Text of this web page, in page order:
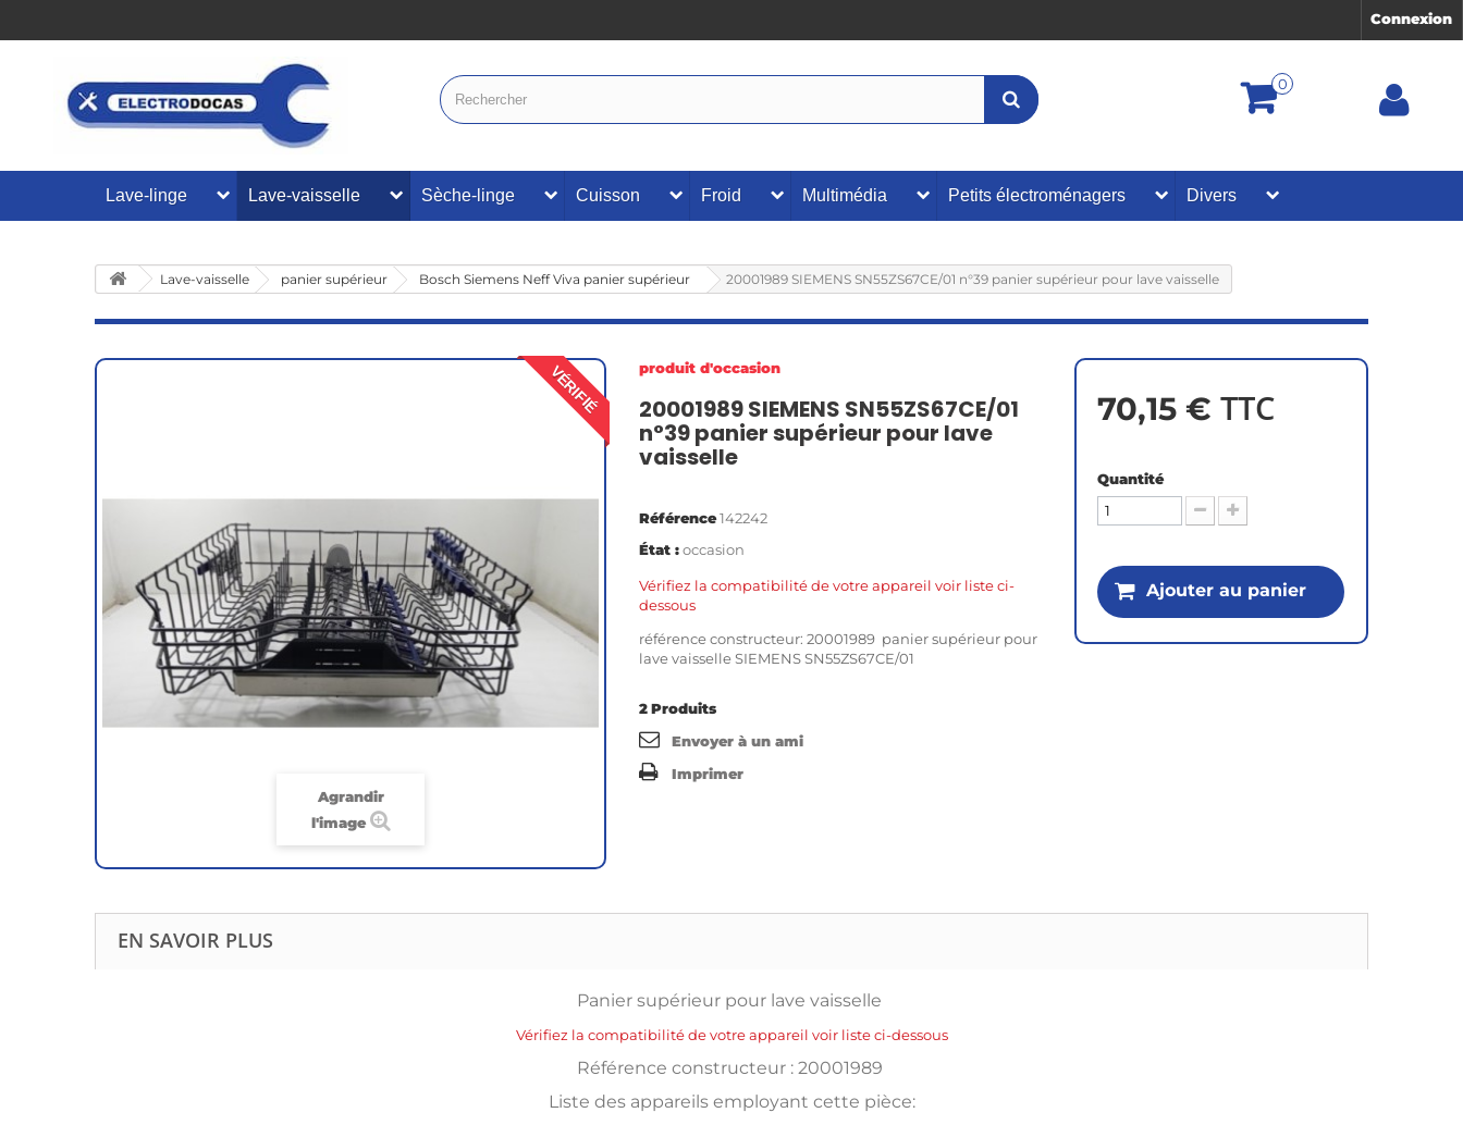
Connexion
0
Lave-linge Lave-vaisselle Sèche-linge Cuisson Froid Multimédia Petits électroménagers Divers
Lave-vaisselle panier supérieur Bosch Siemens Neff Viva panier supérieur 20001989 SIEMENS SN55ZS67CE/01 n°39 panier supérieur pour lave vaisselle
VÉRIFIÉ
Agrandir
l'image
produit d'occasion
20001989 SIEMENS SN55ZS67CE/01
n°39 panier supérieur pour lave
vaisselle
Référence142242
État :occasion
Vérifiez la compatibilité de votre appareil voir liste ci-
dessous
référence constructeur: 20001989 panier supérieur pour
lave vaisselle SIEMENS SN55ZS67CE/01
2Produits
Envoyer à un ami
Imprimer
70,15 € TTC
Quantité
Ajouter au panier
EN SAVOIR PLUS
Panier supérieur pour lave vaisselle
Vérifiez la compatibilité de votre appareil voir liste ci-dessous
Référence constructeur : 20001989
Liste des appareils employant cette pièce: